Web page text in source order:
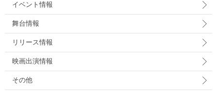
イベント情報
舞台情報
リリース情報
映画出演情報
その他